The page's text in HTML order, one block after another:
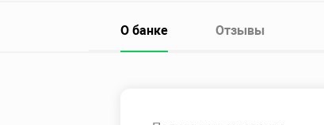
О банке Отзывы